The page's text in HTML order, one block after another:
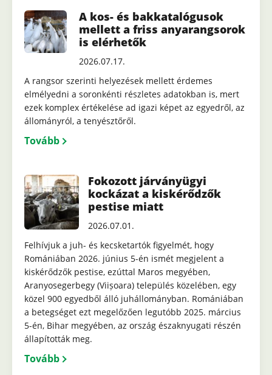
A kos- és bakkatalógusok
mellett a friss anyarangsorok
is elérhetők
2026.07.17.
A rangsor szerinti helyezések mellett érdemes
elmélyedni a soronkénti részletes adatokban is, mert
ezek komplex értékelése ad igazi képet az egyedről, az
állományról, a tenyésztőről.
Tovább
Fokozott járványügyi
kockázat a kiskérődzők
pestise miatt
2026.07.01.
Felhívjuk a juh- és kecsketartók figyelmét, hogy
Romániában 2026. június 5-én ismét megjelent a
kiskérődzők pestise, ezúttal Maros megyében,
Aranyosegerbegy (Viișoara) település közelében, egy
közel 900 egyedből álló juhállományban. Romániában
a betegséget ezt megelőzően legutóbb 2025. március
5-én, Bihar megyében, az ország északnyugati részén
állapították meg.
Tovább